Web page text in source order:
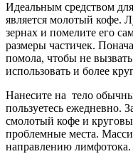
Идеальным средством
является молотый кофе.
зернах и помелите его
размеры частичек.
помола, чтобы не
использовать и более
Нанесите на тело
пользуетесь ежедневно.
смолотый кофе и
проблемные места.
направлению лимфотока.